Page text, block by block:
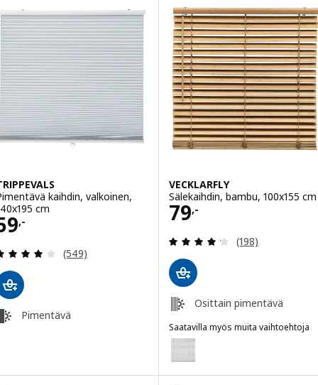
kaihdin, valkoinen,
cm
,- 59,-
Arvio: 3.9 / 5 tähteä. Arvostelut yhteensä:
(549)
Pimentävä
VECKLARFLY
Sälekaihdin, bambu, 100x155 cm
79,-
Hinta 79,-
Arvio: 4.2 / 5
(198)
Osittain pimentävä
Saatavilla myös muita vaihtoehtoja
VECKLARFLY
Vaihtoehto: VECKLARFLY,